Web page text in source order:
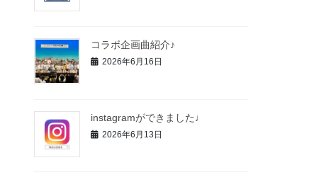
コラボ企画曲紹介♪
2026年6月16日
instagramができました♩
2026年6月13日